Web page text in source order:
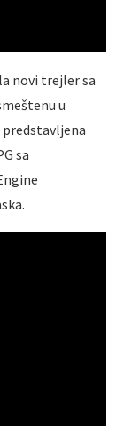
novi trejler sa
u
sa